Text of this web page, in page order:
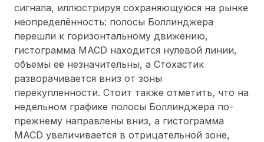
сигнала, иллюстрируя сохраняющуюся на рынке
неопределённость: полосы Боллинджера
перешли к горизонтальному движению,
гистограмма MACD находится нулевой линии,
объемы её незначительны, а Стохастик
разворачивается вниз от зоны
перекупленности. Стоит также отметить, что на
недельном графике полосы Боллинджера по-
прежнему направлены вниз, а гистограмма
MACD увеличивается в отрицательной зоне,